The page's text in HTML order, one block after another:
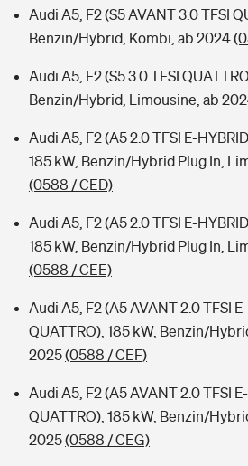
Audi A5, F2 (S5 AVANT 3.0 TFSI
Benzin/Hybrid, Kombi, ab 2024
Audi A5, F2 (S5 3.0 TFSI
Benzin/Hybrid, Limousine, ab
Audi A5, F2 (A5 2.0 TFSI E-
185 kW, Benzin/Hybrid Plug In,
(0588 / CED)
Audi A5, F2 (A5 2.0 TFSI E-
185 kW, Benzin/Hybrid Plug In,
(0588 / CEE)
Audi A5, F2 (A5 AVANT 2.0 TFSI
QUATTRO), 185 kW, Benzin/
2025(0588 / CEF)
Audi A5, F2 (A5 AVANT 2.0 TFSI
QUATTRO), 185 kW, Benzin/
2025(0588 / CEG)